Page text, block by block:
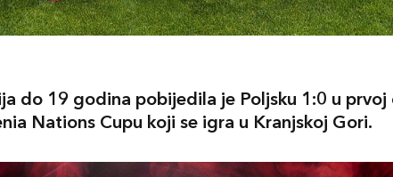
do 19 godina pobijedila je Poljsku 1:0 u
Nations Cupu koji se igra u Kranjskoj Gori.